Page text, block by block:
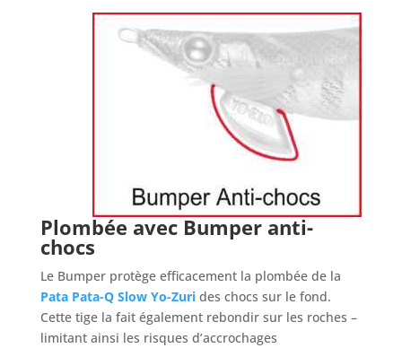
Plombée avec Bumper anti-
chocs
Le Bumper protège efficacement la plombée de la
Pata Pata-Q Slow Yo-Zuri des chocs sur le fond.
Cette tige la fait également rebondir sur les roches –
limitant ainsi les risques d’accrochages